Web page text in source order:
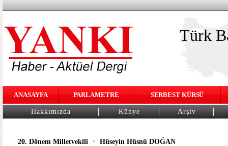
Türk
ANASAYFA PARLAMETRE SERBEST KÜRSÜ
Hakkımızda Künye Arşiv
20. Dönem Milletvekili > Hüseyin Hüsnü DOĞAN